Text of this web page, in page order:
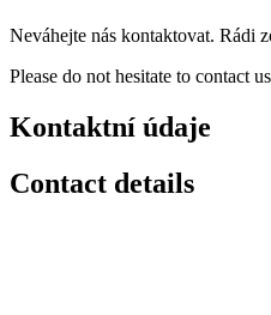
Neváhejte nás kontaktovat. Rádi
Please do not hesitate to contact
Kontaktní údaje
Contact details